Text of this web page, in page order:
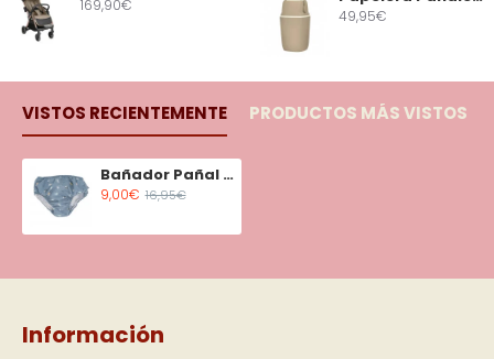
169,90€
49,95€
VISTOS RECIENTEMENTE PRODUCTOS MÁS VISTOS
Bañador Pañal con Volantes Fishes
9,00€ 16,95€
Información